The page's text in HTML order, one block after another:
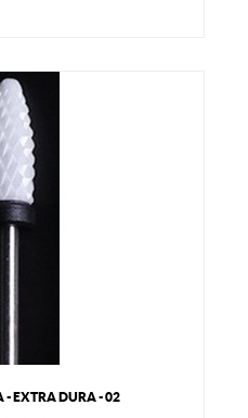
- EXTRA DURA - 02